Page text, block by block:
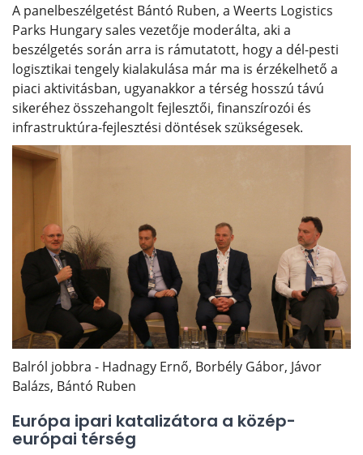
A panelbeszélgetést Bántó Ruben, a Weerts Logistics
Parks Hungary sales vezetője moderálta, aki a
beszélgetés során arra is rámutatott, hogy a dél-pesti
logisztikai tengely kialakulása már ma is érzékelhető a
piaci aktivitásban, ugyanakkor a térség hosszú távú
sikeréhez összehangolt fejlesztői, finanszírozói és
infrastruktúra-fejlesztési döntések szükségesek.
Balról jobbra - Hadnagy Ernő, Borbély Gábor, Jávor
Balázs, Bántó Ruben
Európa ipari katalizátora a közép-
európai térség